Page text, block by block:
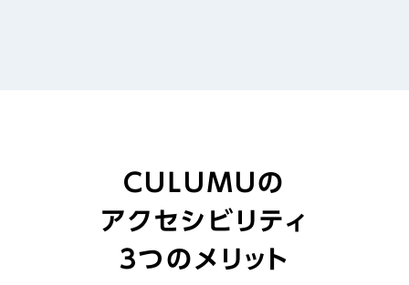
CULUMUの
アクセシビリティ
３つのメリット